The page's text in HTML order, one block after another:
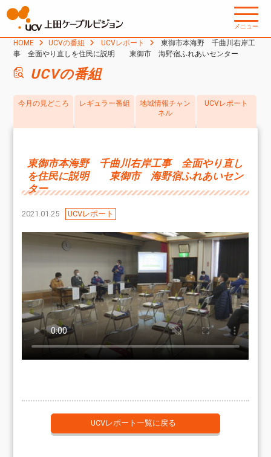
メニュー
HOME UCVの番組 UCVレポート
東御市本海野 千曲川右岸工
事 全面やり直しを住民に説明 東御市 海野宿ふれあいセンター
UCVの番組
今月の見どころ レギュラー番組
地域情報チャン
ネル
UCVレポート
東御市本海野 千曲川右岸工事 全面やり直し
を住民に説明 東御市 海野宿ふれあいセン
ター
2021.01.25 UCVレポート
UCVレポート一覧に戻る